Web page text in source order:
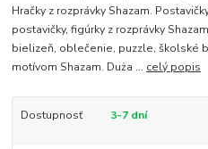
Hračky z rozprávky Shazam.
postavičky, figúrky z rozprávky
bielizeň, oblečenie, puzzle, školské
motívom Shazam. Duża ... celý popis
Dostupnosť 3-7 dní